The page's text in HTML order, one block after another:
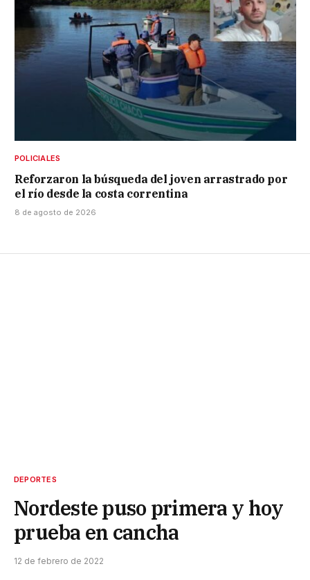
POLICIALES
Reforzaron la búsqueda del joven arrastrado por
el río desde la costa correntina
8 de agosto de 2026
DEPORTES
Nordeste puso primera y hoy
prueba en cancha
12 de febrero de 2022